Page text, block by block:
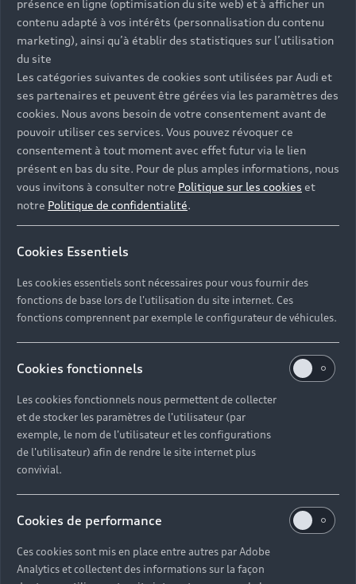
Chroniques parallèles
Anne Horel, Emmanuel
Lagarrigue, Hugo L’ahelec et Eric
Minh Cuong Castaing, ont dessiné
contemporaine vive.
Découvrir Chroniques parallèles
Learning from New
Découvrez l’exposition proposée par Théodora
Barat qui incarne le regard aigu d’une artiste
passionnée par les paysages en mutation.
L’artiste propose un voyage, émouvant, dans cet
présence en ligne (optimisation du site web) et à afficher un
contenu adapté à vos intérêts (personnalisation du contenu
marketing), ainsi qu’à établir des statistiques sur l’utilisation
du site
Les catégories suivantes de cookies sont utilisées par Audi et
ses partenaires et peuvent être gérées via les paramètres des
cookies. Nous avons besoin de votre consentement avant de
pouvoir utiliser ces services. Vous pouvez révoquer ce
consentement à tout moment avec effet futur via le lien
présent en bas du site. Pour de plus amples informations, nous
vous invitons à consulter notre Politique sur les cookies et
notre Politique de confidentialité.
Cookies Essentiels
Les cookies essentiels sont nécessaires pour vous fournir des
fonctions de base lors de l'utilisation du site internet. Ces
fonctions comprennent par exemple le configurateur de véhicules.
Cookies fonctionnels
Les cookies fonctionnels nous permettent de collecter
et de stocker les paramètres de l'utilisateur (par
exemple, le nom de l'utilisateur et les configurations
de l'utilisateur) afin de rendre le site internet plus
convivial.
Cookies de performance
Ces cookies sont mis en place entre autres par Adobe
Analytics et collectent des informations sur la façon